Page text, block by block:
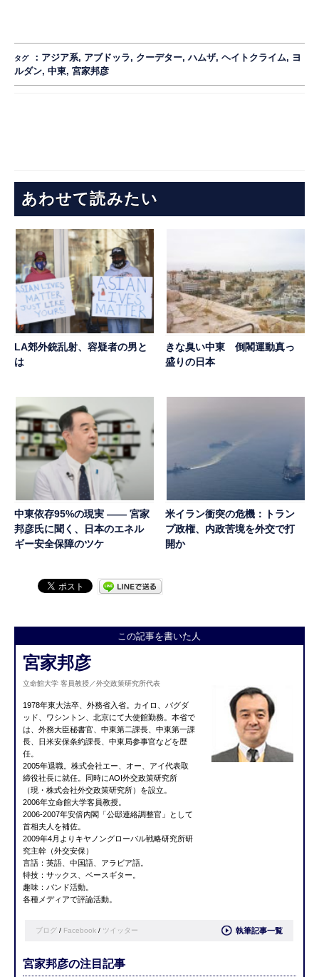
タグ ： アジア系, アブドッラ, クーデター,ハムザ,ヘイトクライム, ヨ
ルダン,中東,宮家邦彦
あわせて読みたい
LA郊外銃乱射、容疑者の男と
は
きな臭い中東 倒閣運動真っ
盛りの日本
中東依存95%の現実 ―― 宮家
邦彦氏に聞く、日本のエネル
ギー安全保障のツケ
米イラン衝突の危機：トラン
プ政権、内政苦境を外交で打
開か
この記事を書いた人
宮家邦彦
立命館大学 客員教授／外交政策研究所代表
1978年東大法卒、外務省入省。カイロ、バグダ
ッド、ワシントン、北京にて大使館勤務。本省で
は、外務大臣秘書官、中東第二課長、中東第一課
長、日米安保条約課長、中東局参事官などを歴
任。
2005年退職。株式会社エー、オー、アイ代表取
締役社長に就任。同時にAOI外交政策研究所
（現・株式会社外交政策研究所）を設立。
2006年立命館大学客員教授。
2006-2007年安倍内閣「公邸連絡調整官」として
首相夫人を補佐。
2009年4月よりキヤノングローバル戦略研究所研
究主幹（外交安保）
言語：英語、中国語、アラビア語。
特技：サックス、ベースギター。
趣味：バンド活動。
各種メディアで評論活動。
ブログ / Facebook / ツイッター 執筆記事一覧
宮家邦彦の注目記事